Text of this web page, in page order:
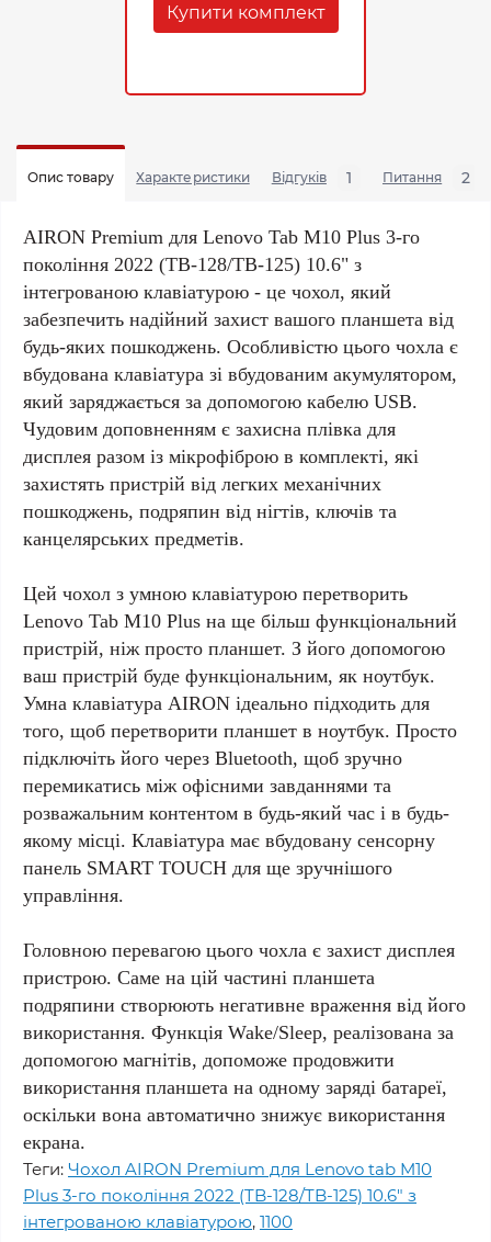
Купити комплект
Опис товару Характеристики Відгуків 1 Питання 2
AIRON Premium для Lenovo Tab M10 Plus 3-го
покоління 2022 (TB-128/TB-125) 10.6" з
інтегрованою клавіатурою - це чохол, який
забезпечить надійний захист вашого планшета від
будь-яких пошкоджень. Особливістю цього чохла є
вбудована клавіатура зі вбудованим акумулятором,
який заряджається за допомогою кабелю USB.
Чудовим доповненням є захисна плівка для
дисплея разом із мікрофіброю в комплекті, які
захистять пристрій від легких механічних
пошкоджень, подряпин від нігтів, ключів та
канцелярських предметів.
Цей чохол з умною клавіатурою перетворить
Lenovo Tab M10 Plus на ще більш функціональний
пристрій, ніж просто планшет. З його допомогою
ваш пристрій буде функціональним, як ноутбук.
Умна клавіатура AIRON ідеально підходить для
того, щоб перетворити планшет в ноутбук. Просто
підключіть його через Bluetooth, щоб зручно
перемикатись між офісними завданнями та
розважальним контентом в будь-який час і в будь-
якому місці. Клавіатура має вбудовану сенсорну
панель SMART TOUCH для ще зручнішого
управління.
Головною перевагою цього чохла є захист дисплея
пристрою. Саме на цій частині планшета
подряпини створюють негативне враження від його
використання. Функція Wake/Sleep, реалізована за
допомогою магнітів, допоможе продовжити
використання планшета на одному заряді батареї,
оскільки вона автоматично знижує використання
екрана.
Теги: Чохол AIRON Premium для Lenovo tab M10
Plus 3-го покоління 2022 (TB-128/TB-125) 10.6" з
інтегрованою клавіатурою, 1100